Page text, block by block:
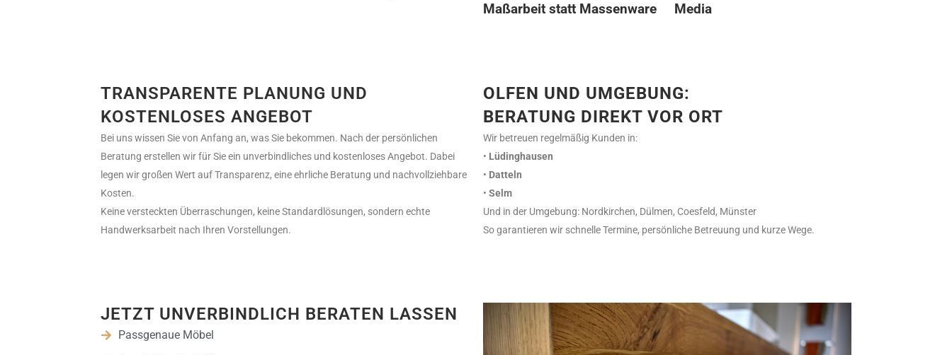
Maßarbeit statt Massenware
Media
TRANSPARENTE PLANUNG UND
KOSTENLOSES ANGEBOT
Bei uns wissen Sie von Anfang an, was Sie bekommen. Nach der persönlichen
Beratung erstellen wir für Sie ein unverbindliches und kostenloses Angebot. Dabei
legen wir großen Wert auf Transparenz, eine ehrliche Beratung und nachvollziehbare
Kosten.
Keine versteckten Überraschungen, keine Standardlösungen, sondern echte
Handwerksarbeit nach Ihren Vorstellungen.
OLFEN UND UMGEBUNG:
BERATUNG DIREKT VOR ORT
Wir betreuen regelmäßig Kunden in:
• Lüdinghausen
• Datteln
• Selm
Und in der Umgebung: Nordkirchen, Dülmen, Coesfeld, Münster
So garantieren wir schnelle Termine, persönliche Betreuung und kurze Wege.
JETZT UNVERBINDLICH BERATEN LASSEN
Passgenaue Möbel